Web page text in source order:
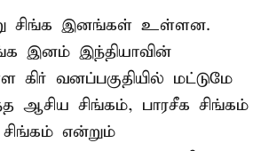
சிங்க இனங்கள் உள்ளன.
இனம் இந்தியாவின்
கிர் வனப்பகுதியில் மட்டுமே
ஆசிய சிங்கம், பாரசீக சிங்கம்
என்றும்